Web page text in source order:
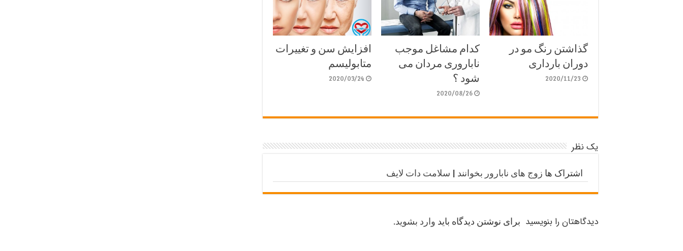
گذاشتن رنگ مو در
دوران بارداری
2020/11/23
کدام مشاغل موجب
ناباروری مردان می
شود ؟
2020/08/26
افزایش سن و تغییرات
متابولیسم
2020/03/24
یک نظر
اشتراک ها زوج های نابارور بخوانند | سلامت دات لایف
دیدگاهتان را بنویسید برای نوشتن دیدگاه باید وارد بشوید.